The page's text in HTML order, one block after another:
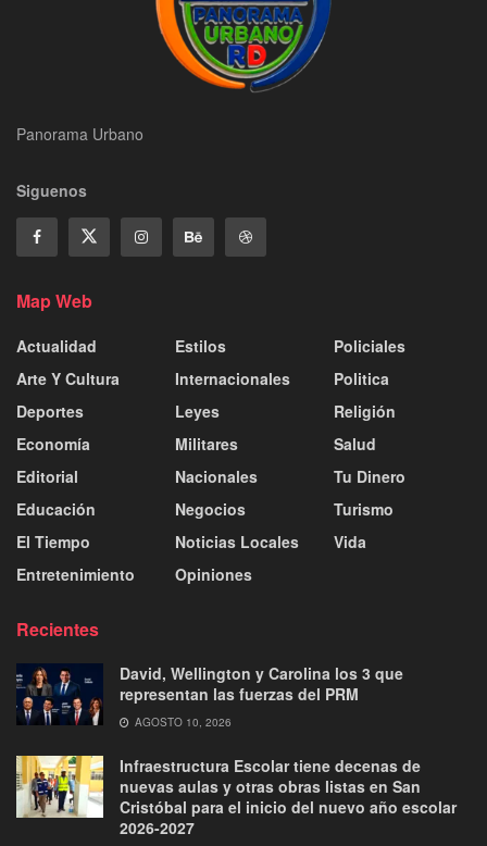
Panorama Urbano
Siguenos
Map Web
Actualidad
Arte Y Cultura
Deportes
Economía
Editorial
Educación
El Tiempo
Entretenimiento
Estilos
Internacionales
Leyes
Militares
Nacionales
Negocios
Noticias Locales
Opiniones
Policiales
Politica
Religión
Salud
Tu Dinero
Turismo
Vida
Recientes
David, Wellington y Carolina los 3 que
representan las fuerzas del PRM
AGOSTO 10, 2026
Infraestructura Escolar tiene decenas de
nuevas aulas y otras obras listas en San
Cristóbal para el inicio del nuevo año escolar
2026-2027